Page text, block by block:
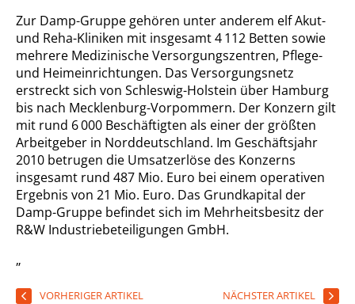
Zur Damp-Gruppe gehören unter anderem elf Akut-
und Reha-Kliniken mit insgesamt 4 112 Betten sowie
mehrere Medizinische Versorgungszentren, Pflege-
und Heimeinrichtungen. Das Versorgungsnetz
erstreckt sich von Schleswig-Holstein über Hamburg
bis nach Mecklenburg-Vorpommern. Der Konzern gilt
mit rund 6 000 Beschäftigten als einer der größten
Arbeitgeber in Norddeutschland. Im Geschäftsjahr
2010 betrugen die Umsatzerlöse des Konzerns
insgesamt rund 487 Mio. Euro bei einem operativen
Ergebnis von 21 Mio. Euro. Das Grundkapital der
Damp-Gruppe befindet sich im Mehrheitsbesitz der
R&W Industriebeteiligungen GmbH.
„
VORHERIGER ARTIKEL NÄCHSTER ARTIKEL